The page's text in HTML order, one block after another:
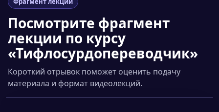
Посмотрите фрагмент
лекции по курсу
«Тифлосурдопереводчик»
Короткий отрывок поможет оценить подачу
материала и формат видеолекций.